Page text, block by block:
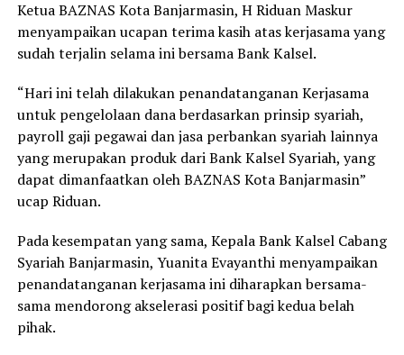
Ketua BAZNAS Kota Banjarmasin, H Riduan Maskur
menyampaikan ucapan terima kasih atas kerjasama yang
sudah terjalin selama ini bersama Bank Kalsel.
“Hari ini telah dilakukan penandatanganan Kerjasama
untuk pengelolaan dana berdasarkan prinsip syariah,
payroll gaji pegawai dan jasa perbankan syariah lainnya
yang merupakan produk dari Bank Kalsel Syariah, yang
dapat dimanfaatkan oleh BAZNAS Kota Banjarmasin”
ucap Riduan.
Pada kesempatan yang sama, Kepala Bank Kalsel Cabang
Syariah Banjarmasin, Yuanita Evayanthi menyampaikan
penandatanganan kerjasama ini diharapkan bersama-
sama mendorong akselerasi positif bagi kedua belah
pihak.